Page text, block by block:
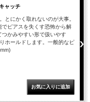
ャッチ
とにかく取れないのが大事。
ピアスを失くす恐怖から解
かみやすい形で扱いやす
ホールドします。一般的なピ